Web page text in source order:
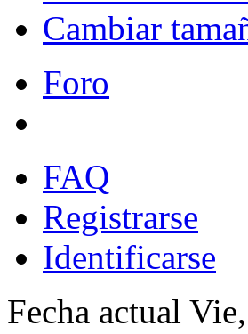
Cambiar
Foro
FAQ
Registrarse
Identificarse
Fecha actual